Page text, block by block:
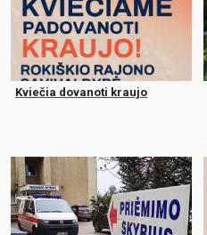
Kviečia dovanoti kraujo